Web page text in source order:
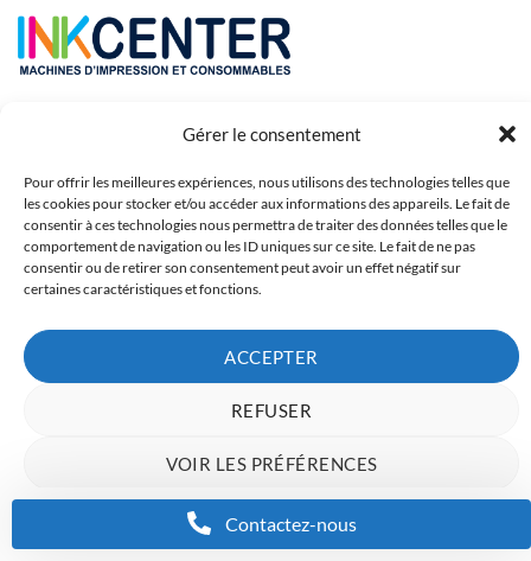
Gérer le consentement
Pour offrir les meilleures expériences, nous utilisons des technologies telles que
les cookies pour stocker et/ou accéder aux informations des appareils. Le fait de
consentir à ces technologies nous permettra de traiter des données telles que le
comportement de navigation ou les ID uniques sur ce site. Le fait de ne pas
consentir ou de retirer son consentement peut avoir un effet négatif sur
certaines caractéristiques et fonctions.
ACCEPTER
REFUSER
VOIR LES PRÉFÉRENCES
Charte de donnéesPolitique de confidentialité
Copyright 2023 © Inkcenter - Webdesign by
Contactez-nous